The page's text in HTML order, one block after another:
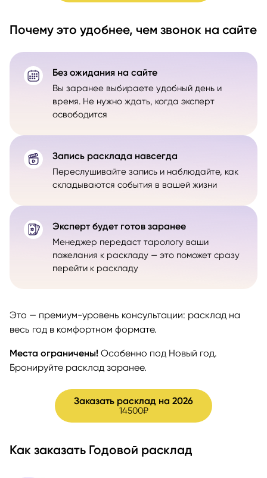
Почему это удобнее, чем звонок на сайте
Без ожидания на сайте
Вы заранее выбираете удобный день и
время. Не нужно ждать, когда эксперт
освободится
Запись расклада навсегда
Переслушивайте запись и наблюдайте, как
складываются события в вашей жизни
Эксперт будет готов заранее
Менеджер передаст тарологу ваши
пожелания к раскладу — это поможет сразу
перейти к раскладу
Это — премиум-уровень консультации: расклад на
весь год в комфортном формате.
Места ограничены! Особенно под Новый год.
Бронируйте расклад заранее.
Заказать расклад на 2026
14500₽
Как заказать Годовой расклад